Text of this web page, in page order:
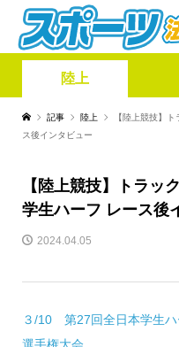
陸上
記事 陸上
【陸上競技】
ス後インタビュー
【陸上競技】トラッ
学生ハーフ レース後
2024.04.05
３/10 第27回全日本学生ハ